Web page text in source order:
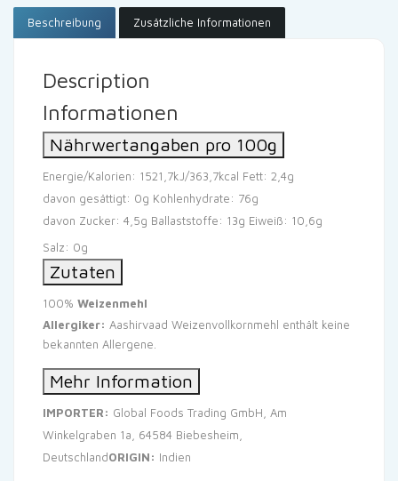
Beschreibung Zusätzliche Informationen
Description
Informationen
Nährwertangaben pro 100g
Energie/Kalorien: 1521,7kJ/363,7kcal Fett: 2,4g
davon gesättigt: 0g Kohlenhydrate: 76g
davon Zucker: 4,5g Ballaststoffe: 13g Eiweiß: 10,6g
Salz: 0g
Zutaten
100% Weizenmehl
Allergiker: Aashirvaad Weizenvollkornmehl enthält keine
bekannten Allergene.
Mehr Information
IMPORTER: Global Foods Trading GmbH, Am
Winkelgraben 1a, 64584 Biebesheim,
DeutschlandORIGIN: Indien